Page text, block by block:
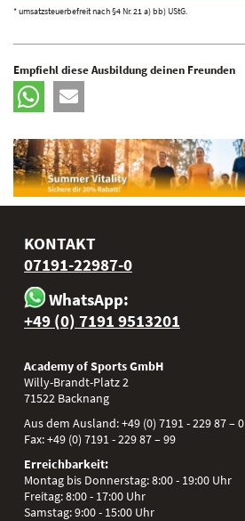
* umsatzsteuerbefreit nach §4 Nr. 21 a) bb) UStG.
Empfiehl diese Ausbildung deinen Freunden
KONTAKT
07191-22987-0
WhatsApp:
+49 (0) 7191 9513201
Academy of Sports GmbH
Willy-Brandt-Platz 2
71522 Backnang
Aus dem Ausland:+49 (0) 7191 - 229 87 – 0
Fax:+49 (0) 7191 - 229 87 – 99
Erreichbarkeit:
Montag bis Donnerstag: 8:00 - 19:00 Uhr
Freitag: 8:00 - 17:00 Uhr
Samstag: 9:00 - 15:00 Uhr